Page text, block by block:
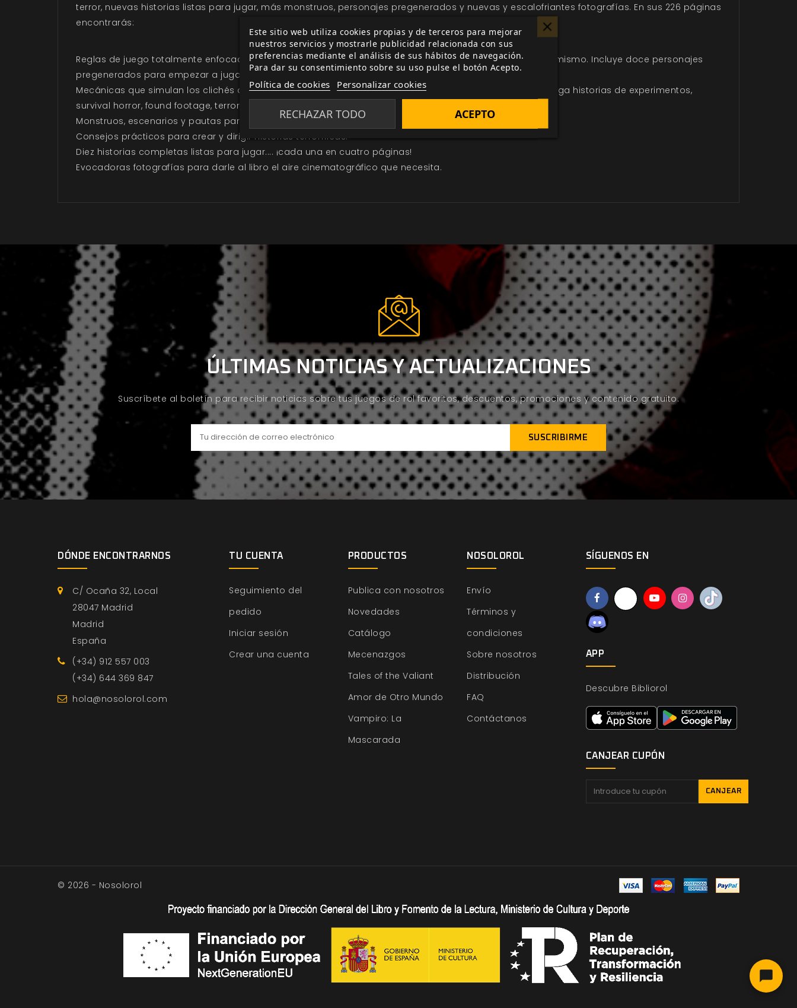
terror, nuevas historias listas para jugar, más monstruos, personajes pregenerados y nuevas y escalofriantes fotografías. En sus 226 páginas
encontrarás:
Reglas de juego totalmente enfocadas en la historia. Haz personajes en cinco minutos, ponte a jugar ya mismo. Incluye doce personajes
pregenerados para empezar a jugar de inmediato.
Mecánicas que simulan los clichés del cine de terror, reflejados de diferente manera según su género: juega historias de experimentos,
survival horror, found footage, terror psicológico o torture porn entre otros.
Monstruos, escenarios y pautas para diseñar los tuyos propios.
Consejos prácticos para crear y dirigir historias terroríficas.
Diez historias completas listas para jugar.... ¡cada una en cuatro páginas!
Evocadoras fotografías para darle al libro el aire cinematográfico que necesita.
ÚLTIMAS NOTICIAS Y ACTUALIZACIONES
Suscríbete al boletín para recibir noticias sobre tus juegos de rol favoritos, descuentos, promociones y contenido gratuito.
DÓNDE ENCONTRARNOS
C/ Ocaña 32, Local
28047 Madrid
Madrid
España
(+34) 912 557 003
(+34) 644 369 847
hola@nosolorol.com
TU CUENTA
Seguimiento del
pedido
Iniciar sesión
Crear una cuenta
PRODUCTOS
Publica con nosotros
Novedades
Catálogo
Mecenazgos
Tales of the Valiant
Amor de Otro Mundo
Vampiro: La
Mascarada
NOSOLOROL
Envío
Términos y
condiciones
Sobre nosotros
Distribución
FAQ
Contáctanos
SÍGUENOS EN
Este sitio web utiliza cookies propias y de terceros para mejorar
nuestros servicios y mostrarle publicidad relacionada con sus
preferencias mediante el análisis de sus hábitos de navegación.
Para dar su consentimiento sobre su uso pulse el botón Acepto.
Política de cookies Personalizar cookies
RECHAZAR TODO ACEPTO
APP
Descubre Bibliorol
CANJEAR CUPÓN
CANJEAR
© 2026 - Nosolorol